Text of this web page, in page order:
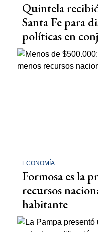
Quintela
Santa Fe para
políticas en
ECONOMÍA
Formosa es la
recursos
habitante